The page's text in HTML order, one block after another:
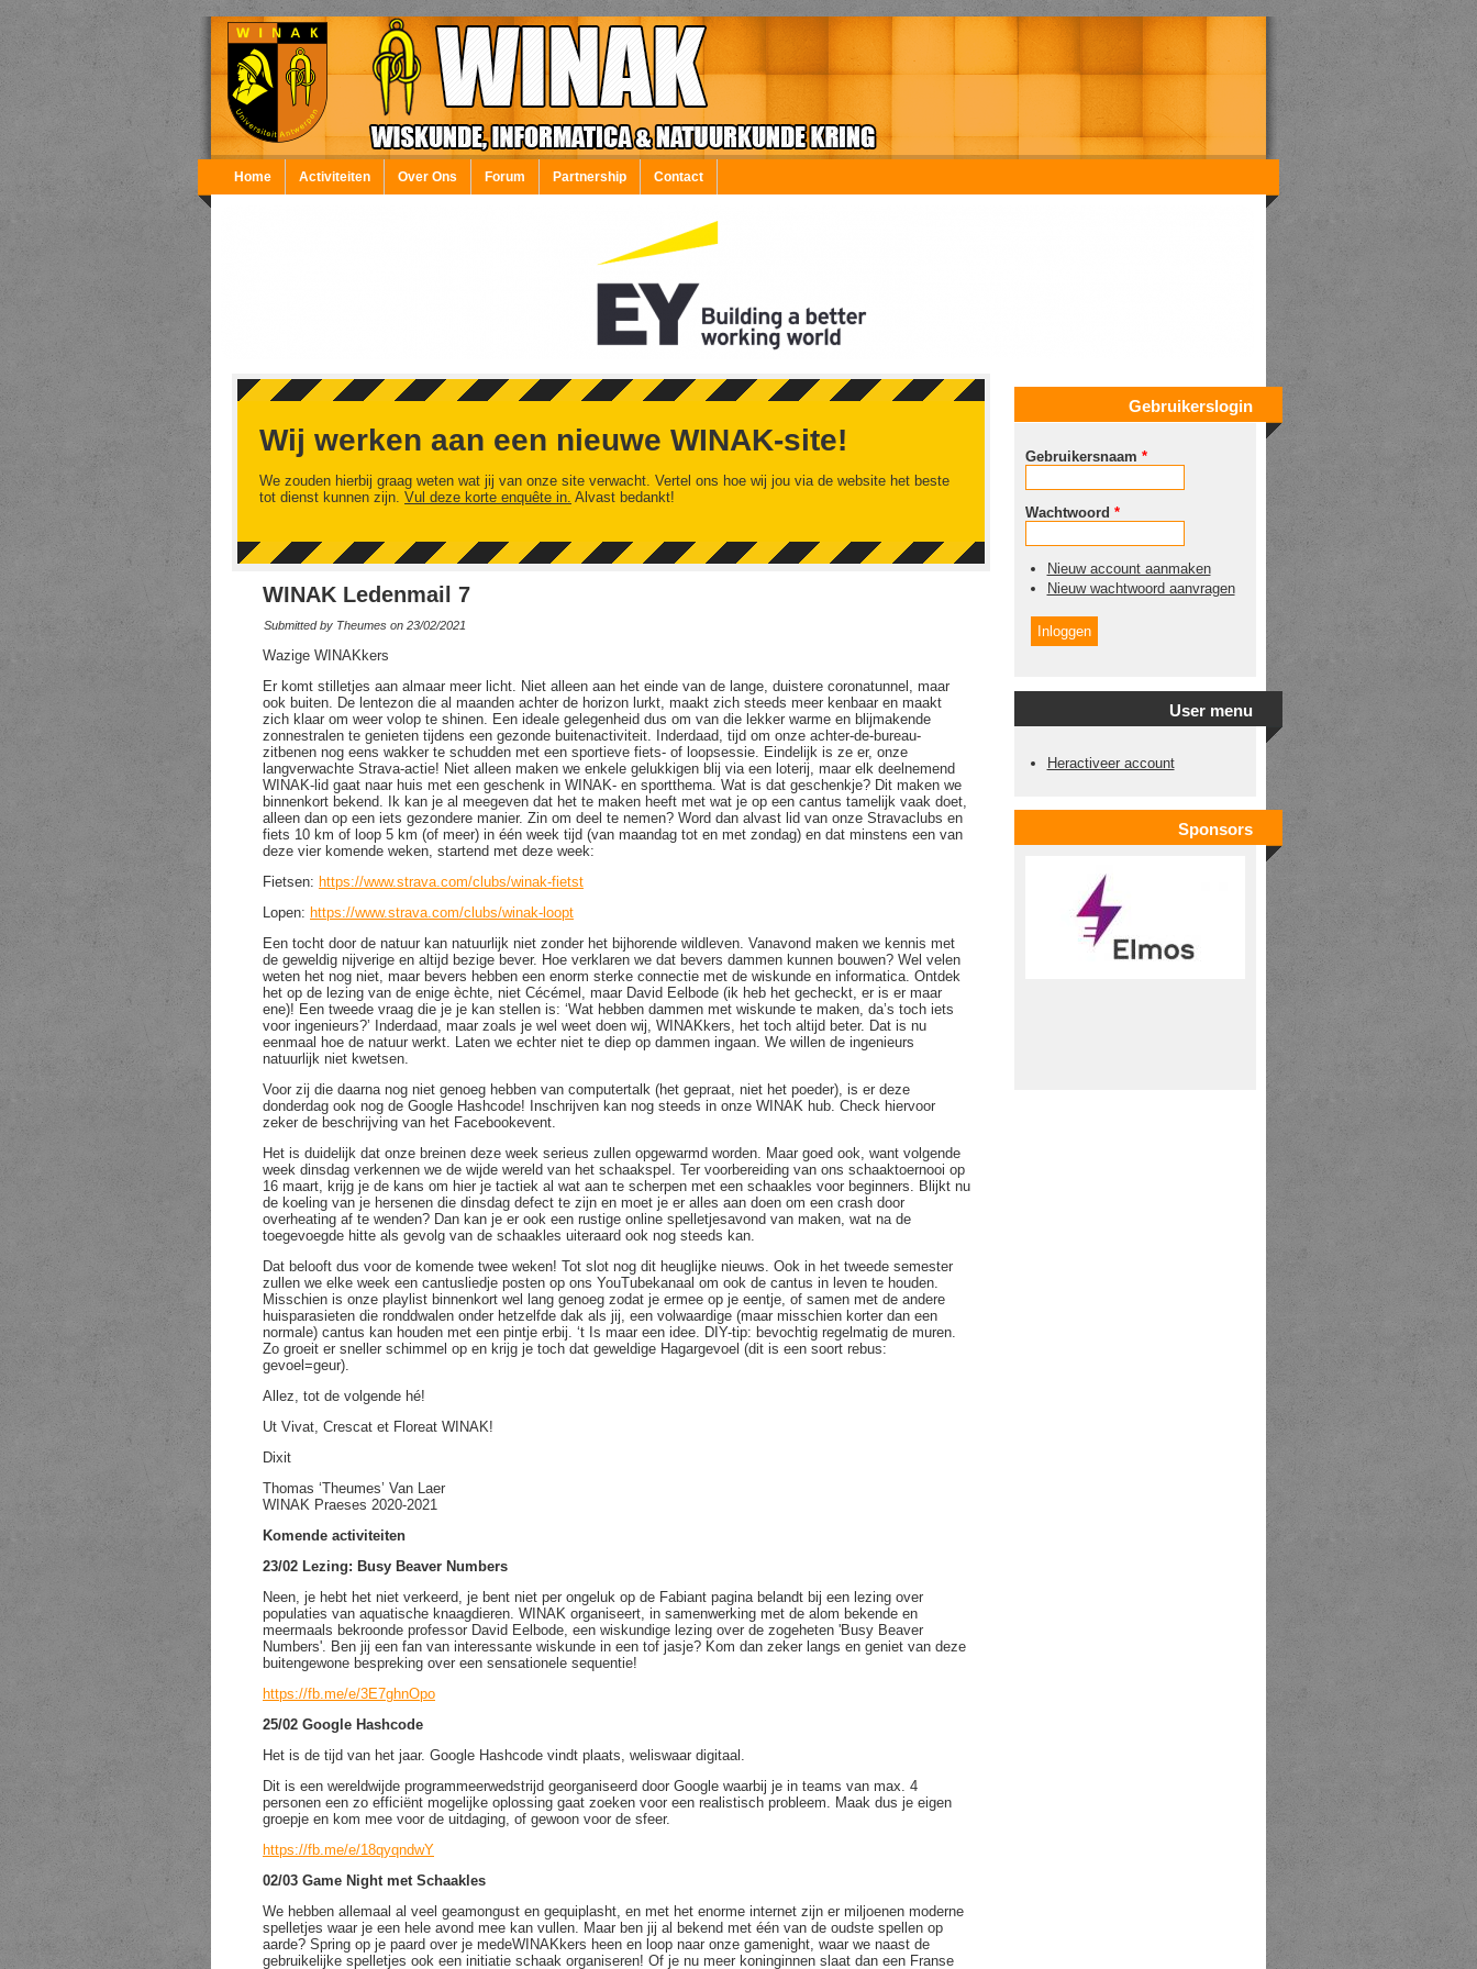
Overslaan en naar de inhoud gaan
Home Activiteiten Over Ons Forum Partnership Contact
Wij werken aan een nieuwe WINAK-site!
We zouden hierbij graag weten wat jij van onze site verwacht. Vertel ons hoe wij jou via de website het beste
tot dienst kunnen zijn. Vul deze korte enquête in. Alvast bedankt!
WINAK Ledenmail 7
Submitted by Theumes on 23/02/2021
Wazige WINAKkers
Er komt stilletjes aan almaar meer licht. Niet alleen aan het einde van de lange, duistere coronatunnel, maar
ook buiten. De lentezon die al maanden achter de horizon lurkt, maakt zich steeds meer kenbaar en maakt
zich klaar om weer volop te shinen. Een ideale gelegenheid dus om van die lekker warme en blijmakende
zonnestralen te genieten tijdens een gezonde buitenactiviteit. Inderdaad, tijd om onze achter-de-bureau-
zitbenen nog eens wakker te schudden met een sportieve fiets- of loopsessie. Eindelijk is ze er, onze
langverwachte Strava-actie! Niet alleen maken we enkele gelukkigen blij via een loterij, maar elk deelnemend
WINAK-lid gaat naar huis met een geschenk in WINAK- en sportthema. Wat is dat geschenkje? Dit maken we
binnenkort bekend. Ik kan je al meegeven dat het te maken heeft met wat je op een cantus tamelijk vaak doet,
alleen dan op een iets gezondere manier. Zin om deel te nemen? Word dan alvast lid van onze Stravaclubs en
fiets 10 km of loop 5 km (of meer) in één week tijd (van maandag tot en met zondag) en dat minstens een van
deze vier komende weken, startend met deze week:
Fietsen: https://www.strava.com/clubs/winak-fietst
Lopen: https://www.strava.com/clubs/winak-loopt
Een tocht door de natuur kan natuurlijk niet zonder het bijhorende wildleven. Vanavond maken we kennis met
de geweldig nijverige en altijd bezige bever. Hoe verklaren we dat bevers dammen kunnen bouwen? Wel velen
weten het nog niet, maar bevers hebben een enorm sterke connectie met de wiskunde en informatica. Ontdek
het op de lezing van de enige èchte, niet Cécémel, maar David Eelbode (ik heb het gecheckt, er is er maar
ene)! Een tweede vraag die je je kan stellen is: ‘Wat hebben dammen met wiskunde te maken, da’s toch iets
voor ingenieurs?’ Inderdaad, maar zoals je wel weet doen wij, WINAKkers, het toch altijd beter. Dat is nu
eenmaal hoe de natuur werkt. Laten we echter niet te diep op dammen ingaan. We willen de ingenieurs
natuurlijk niet kwetsen.
Voor zij die daarna nog niet genoeg hebben van computertalk (het gepraat, niet het poeder), is er deze
donderdag ook nog de Google Hashcode! Inschrijven kan nog steeds in onze WINAK hub. Check hiervoor
zeker de beschrijving van het Facebookevent.
Het is duidelijk dat onze breinen deze week serieus zullen opgewarmd worden. Maar goed ook, want volgende
week dinsdag verkennen we de wijde wereld van het schaakspel. Ter voorbereiding van ons schaaktoernooi op
16 maart, krijg je de kans om hier je tactiek al wat aan te scherpen met een schaakles voor beginners. Blijkt nu
de koeling van je hersenen die dinsdag defect te zijn en moet je er alles aan doen om een crash door
overheating af te wenden? Dan kan je er ook een rustige online spelletjesavond van maken, wat na de
toegevoegde hitte als gevolg van de schaakles uiteraard ook nog steeds kan.
Dat belooft dus voor de komende twee weken! Tot slot nog dit heuglijke nieuws. Ook in het tweede semester
zullen we elke week een cantusliedje posten op ons YouTubekanaal om ook de cantus in leven te houden.
Misschien is onze playlist binnenkort wel lang genoeg zodat je ermee op je eentje, of samen met de andere
huisparasieten die ronddwalen onder hetzelfde dak als jij, een volwaardige (maar misschien korter dan een
normale) cantus kan houden met een pintje erbij. ‘t Is maar een idee. DIY-tip: bevochtig regelmatig de muren.
Zo groeit er sneller schimmel op en krijg je toch dat geweldige Hagargevoel (dit is een soort rebus:
gevoel=geur).
Allez, tot de volgende hé!
Ut Vivat, Crescat et Floreat WINAK!
Dixit
Thomas ‘Theumes’ Van Laer
WINAK Praeses 2020-2021
Komende activiteiten
23/02 Lezing: Busy Beaver Numbers
Neen, je hebt het niet verkeerd, je bent niet per ongeluk op de Fabiant pagina belandt bij een lezing over
populaties van aquatische knaagdieren. WINAK organiseert, in samenwerking met de alom bekende en
meermaals bekroonde professor David Eelbode, een wiskundige lezing over de zogeheten 'Busy Beaver
Numbers'. Ben jij een fan van interessante wiskunde in een tof jasje? Kom dan zeker langs en geniet van deze
buitengewone bespreking over een sensationele sequentie!
https://fb.me/e/3E7ghnOpo
25/02 Google Hashcode
Het is de tijd van het jaar. Google Hashcode vindt plaats, weliswaar digitaal.
Dit is een wereldwijde programmeerwedstrijd georganiseerd door Google waarbij je in teams van max. 4
personen een zo efficiënt mogelijke oplossing gaat zoeken voor een realistisch probleem. Maak dus je eigen
groepje en kom mee voor de uitdaging, of gewoon voor de sfeer.
https://fb.me/e/18qyqndwY
02/03 Game Night met Schaakles
We hebben allemaal al veel geamongust en gequiplasht, en met het enorme internet zijn er miljoenen moderne
spelletjes waar je een hele avond mee kan vullen. Maar ben jij al bekend met één van de oudste spellen op
aarde? Spring op je paard over je medeWINAKkers heen en loop naar onze gamenight, waar we naast de
gebruikelijke spelletjes ook een initiatie schaak organiseren! Of je nu meer koninginnen slaat dan een Franse
Gebruikerslogin
Gebruikersnaam *
Wachtwoord *
Nieuw account aanmaken
Nieuw wachtwoord aanvragen
User menu
Heractiveer account
Sponsors